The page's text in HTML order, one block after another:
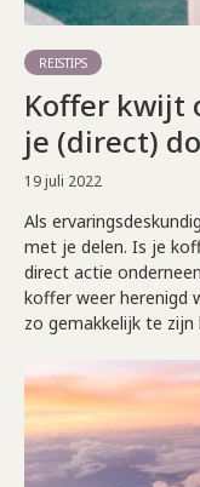
REISTIPS
Koffer kwijt
je (direct)
19 juli 2022
Als
met je delen. Is je
direct actie
koffer weer herenigd
zo gemakkelijk te zijn